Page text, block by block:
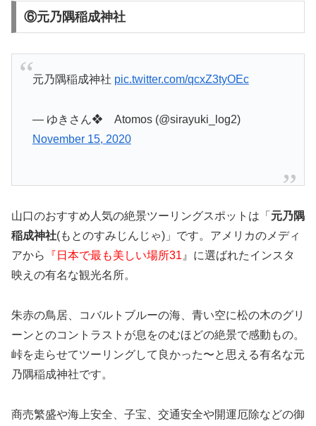
⑥元乃隅稲成神社
元乃隅稲成神社 pic.twitter.com/qcxZ3tyOEc
— ゆきさん❖ Atomos (@sirayuki_log2)
November 15, 2020
山口のおすすめ人気の絶景ツーリングスポットは「 元乃隅
稲成神社(もとのすみじんじゃ)」です。アメリカのメディ
アから
『日本で最も美しい場所31 』に選ばれたインスタ
映えの有名な観光名所。
朱赤の鳥居、コバルトブルーの海、青い空に松の木のグリ
ーンとのコントラストが息をのむほどの絶景で感動もの。
峠を走らせてツーリングして良かった〜と思える有名な元
乃隅稲成神社です。
商売繁盛や海上安全、子宝、交通安全や開運厄除などの御